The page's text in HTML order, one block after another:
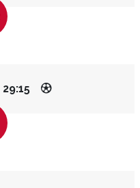
29:15